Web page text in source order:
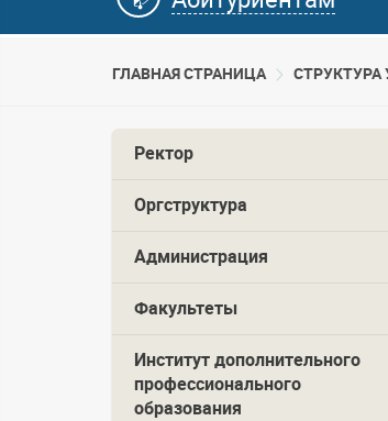
ГЛАВНАЯ СТРАНИЦА CТРУКТУРА
Ректор
Оргструктура
Администрация
Факультеты
Институт дополнительного
профессионального
образования